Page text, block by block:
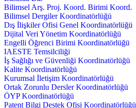
Bilimsel Arş. Proj. Koord. Birimi Koord.
Bilimsel Dergiler Koordinatörlüğü
Dış İlişkiler Ofisi Genel Koordinatörlüğü
Dijital Veri Yönetim Koordinatörlüğü
Engelli Öğrenci Birimi Koordinatörlüğü
IAESTE Temsilciliği
İş Sağlığı ve Güvenliği Koordinatörlüğü
Kalite Koordinatörlüğü
Kurumsal İletişim Koordinatörlüğü
Ortak Zorunlu Dersler Koordinatörlüğü
ÖYP Koordinatörlüğü
Patent Bilgi Destek Ofisi Koordinatörlüğü